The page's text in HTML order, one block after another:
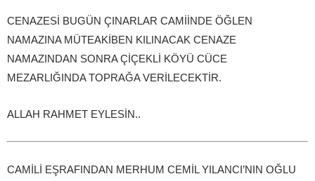
CENAZESİ BUGÜN ÇINARLAR CAMİİNDE ÖĞLEN
NAMAZINA MÜTEAKİBEN KILINACAK CENAZE
NAMAZINDAN SONRA ÇİÇEKLİ KÖYÜ CÜCE
MEZARLIĞINDA TOPRAĞA VERİLECEKTİR.
ALLAH RAHMET EYLESİN..
CAMİLİ EŞRAFINDAN MERHUM CEMİL YILANCI’NIN OĞLU